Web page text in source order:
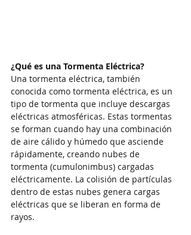
¿Qué es una Tormenta Eléctrica?
Una tormenta eléctrica, también
conocida como tormenta eléctrica, es un
tipo de tormenta que incluye descargas
eléctricas atmosféricas. Estas tormentas
se forman cuando hay una combinación
de aire cálido y húmedo que asciende
rápidamente, creando nubes de
tormenta (cumulonimbus) cargadas
eléctricamente. La colisión de partículas
dentro de estas nubes genera cargas
eléctricas que se liberan en forma de
rayos.